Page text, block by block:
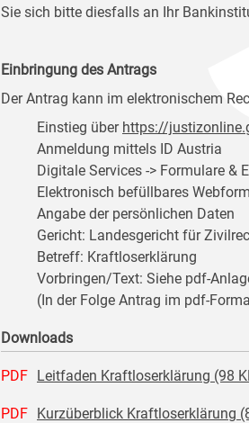
Sie sich bitte diesfalls an Ihr
Einbringung des Antrags
Der Antrag kann im elektronischem
Einstieg über https://
Anmeldung mittels ID Austria
Digitale Services -> Formulare &
Elektronisch befüllbares
Angabe der persönlichen Daten
Gericht: Landesgericht für
Betreff: Kraftloserklärung
Vorbringen/Text: Siehe pdf-
(In der Folge Antrag im pdf-
Downloads
PDF Leitfaden Kraftloserklärung (98
PDF Kurzüberblick Kraftloserklärung